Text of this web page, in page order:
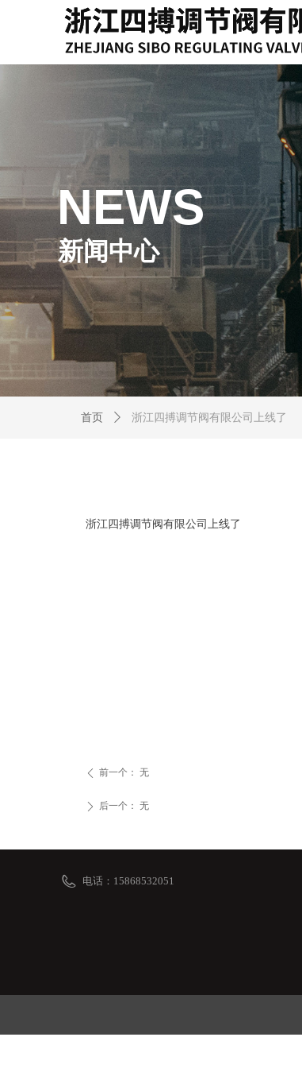
浙江四搏调节阀有限公司上线了
NEWS
新闻中心
首页 ꄲ 浙江四搏调节阀有限公司上线了
ꄴ 前一个： 无
ꄲ 后一个： 无
电话： 15868532051